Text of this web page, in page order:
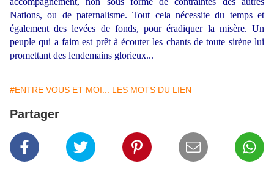
Nations, ou de paternalisme. Tout cela nécessite du temps et
également des levées de fonds, pour éradiquer la misère. Un
peuple qui a faim est prêt à écouter les chants de toute sirène lui
promettant des lendemains glorieux...
#ENTRE VOUS ET MOI... LES MOTS DU LIEN
Partager